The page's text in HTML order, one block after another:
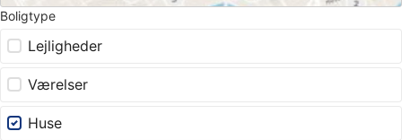
Boligtype
Lejligheder
Værelser
Huse